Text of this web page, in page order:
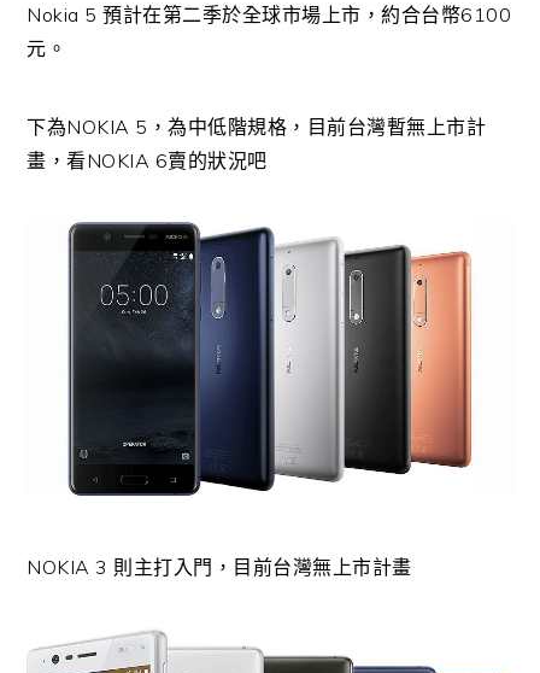
Nokia 5 預計在第二季於全球市場上市，約合台幣6100
元。
下為NOKIA 5，為中低階規格，目前台灣暫無上市計
畫，看NOKIA 6賣的狀況吧
NOKIA 3 則主打入門，目前台灣無上市計畫